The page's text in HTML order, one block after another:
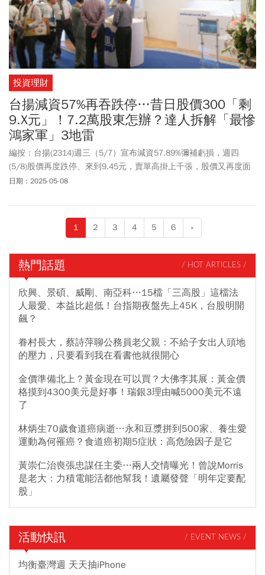
投資理財
台揚減資57%再吞跌停…昔日股價300「剩
9.X元」！7.2萬股東怎辦？達人拆解「最慘
鴻家軍」3地雷
編按：台揚(2314)週三（5/7）宣布減資57.89%彌補虧損，週四
(5/8)股價再度跌停、來到9.45元，賣單高掛上千張，股價又再度面
臨破底、恐探前低9元，被封為最慘鴻家軍。台揚董事長謝啟嘉指
決議通過後，在擬定減資基準日等後續相關事宜。台揚首季營收
2.48億元，歸屬於母公司業主淨損2.23億元，首季每股虧損0.89
為25.2億元，擬減資金額為14.59億元，減資比率為57.89%，換股比
率為42.1%，等於每仟股換發約421股，減資後實收資本額為10.61
億元。台揚從今年一來股價一路下滑，3月17日被打入全額交割股
後，一連苦吞8根跌停板，日前關稅危機，讓好不容易看似止跌的台
揚又一路下挫，從年初至今，股價從年初的40元到現在，已大跌
仍為鴻海家族，目前建漢（3062）持股8.35%為最大股東…鴻準
（2354）透過私募無擔保轉換公司債，預計未來轉換後持股約
待觀察。
日期：2025-05-08
1 2 3 4 5 6 »
熱門話題 / HOT ARTICLES /
欣興、景碩、威剛、南亞科…15檔「三高股」這檔法
人最愛、本益比超低！台指期夜盤先上45K，台股明開
飆？
眷村長大，蔡詩萍聊公務員老父親：不給子女出人頭地
的壓力，只要看到我在看書他就很開心
金價準備北上？黃金現在可以買？大佛李其展：黃金價
格摸到4300美元是好事！瑞銀3理由喊5000美元不遠
了
林炳生70歲食道癌病逝…永和豆漿拼到500家、養生愛
運動為何罹癌？食道癌初期5症狀：高危險因子是它
黃崇仁治喪張忠謀任主委…兩人交情曝光！曾說Morris
是老大：力積電能活都他幫我！遺屬發聲「明年定要配
股」
活動快訊 / EVENT NEWS /
均衡臺灣週 天天抽iPhone